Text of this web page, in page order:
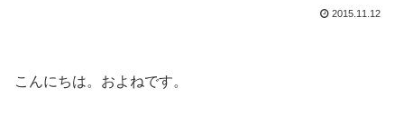
2015.11.12
こんにちは。およねです。